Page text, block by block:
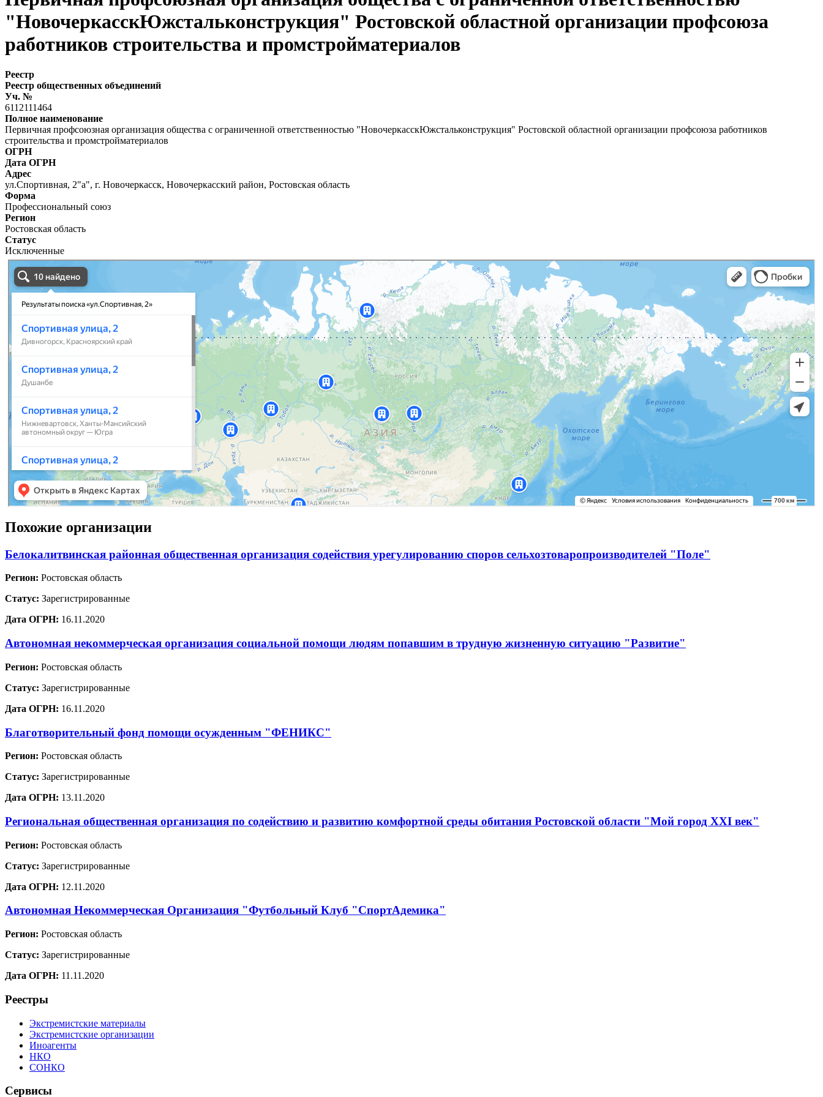
"НовочеркасскЮжстальконструкция" Ростовской областной организации профсоюза
работников строительства и промстройматериалов
Реестр
Реестр общественных объединений
Уч. №
6112111464
Полное наименование
Первичная профсоюзная организация общества с ограниченной ответственностью "НовочеркасскЮжстальконструкция" Ростовской областной организации профсоюза работников
строительства и промстройматериалов
ОГРН
Дата ОГРН
Адрес
ул.Спортивная, 2"а", г. Новочеркасск, Новочеркасский район, Ростовская область
Форма
Профессиональный союз
Регион
Ростовская область
Статус
Исключенные
Похожие организации
Белокалитвинская районная общественная организация содействия урегулированию споров сельхозтоваропроизводителей "Поле"
Регион: Ростовская область
Статус: Зарегистрированные
Дата ОГРН: 16.11.2020
Автономная некоммерческая организация социальной помощи людям попавшим в трудную жизненную ситуацию "Развитие"
Регион: Ростовская область
Статус: Зарегистрированные
Дата ОГРН: 16.11.2020
Благотворительный фонд помощи осужденным "ФЕНИКС"
Регион: Ростовская область
Статус: Зарегистрированные
Дата ОГРН: 13.11.2020
Региональная общественная организация по содействию и развитию комфортной среды обитания Ростовской области "Мой город XXI век"
Регион: Ростовская область
Статус: Зарегистрированные
Дата ОГРН: 12.11.2020
Автономная Некоммерческая Организация "Футбольный Клуб "СпортАдемика"
Регион: Ростовская область
Статус: Зарегистрированные
Дата ОГРН: 11.11.2020
Реестры
Экстремистские материалы
Экстремистские организации
Иноагенты
НКО
СОНКО
Сервисы